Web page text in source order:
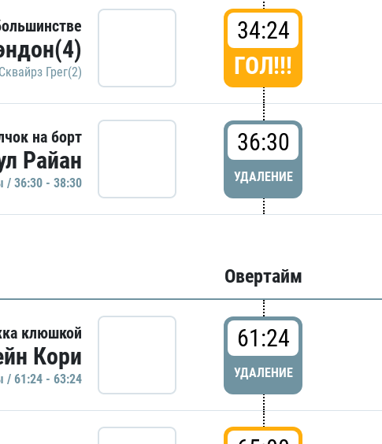
Грег(2)
34:24
ГОЛ!!!
на борт
Райан
/ 36:30 - 38:30
36:30
УДАЛЕНИЕ
Овертайм
клюшкой
Кори
/ 61:24 - 63:24
61:24
УДАЛЕНИЕ